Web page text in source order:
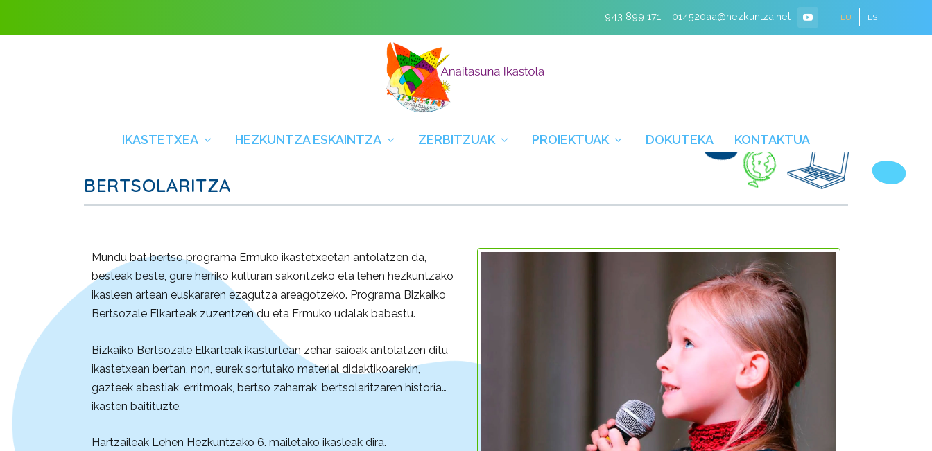
943 899 171 014520aa@hezkuntza.net EU ES
IKASTETXEA HEZKUNTZA ESKAINTZA ZERBITZUAK PROIEKTUAK DOKUTEKA KONTAKTUA
BERTSOLARITZA
Mundu bat bertso programa Ermuko ikastetxeetan antolatzen da,
besteak beste, gure herriko kulturan sakontzeko eta lehen hezkuntzako
ikasleen artean euskararen ezagutza areagotzeko. Programa Bizkaiko
Bertsozale Elkarteak zuzentzen du eta Ermuko udalak babestu.
Bizkaiko Bertsozale Elkarteak ikasturtean zehar saioak antolatzen ditu
ikastetxean bertan, non, eurek sortutako material didaktikoarekin,
gazteek abestiak, erritmoak, bertso zaharrak, bertsolaritzaren historia…
ikasten baitituzte.
Hartzaileak Lehen Hezkuntzako 6. mailetako ikasleak dira.